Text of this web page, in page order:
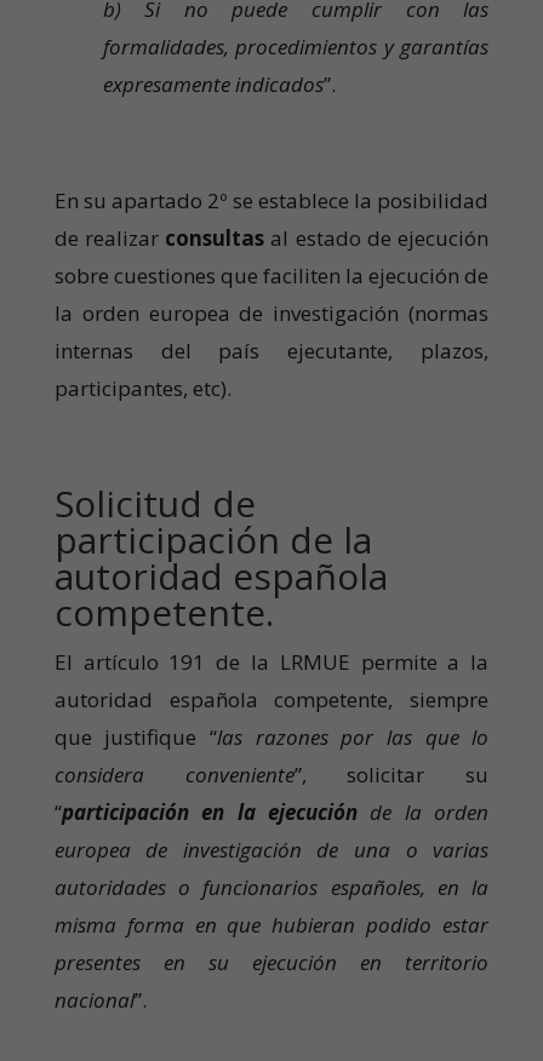
b) Si no puede cumplir con las
formalidades, procedimientos y garantías
expresamente indicados”.
En su apartado 2º se establece la posibilidad
de realizar consultas al estado de ejecución
sobre cuestiones que faciliten la ejecución de
la orden europea de investigación (normas
internas del país ejecutante, plazos,
participantes, etc).
Solicitud de
participación de la
autoridad española
competente.
El artículo 191 de la LRMUE permite a la
autoridad española competente, siempre
que justifique “las razones por las que lo
considera conveniente”, solicitar su
“participación en la ejecución de la orden
europea de investigación de una o varias
autoridades o funcionarios españoles, en la
misma forma en que hubieran podido estar
presentes en su ejecución en territorio
nacional”.